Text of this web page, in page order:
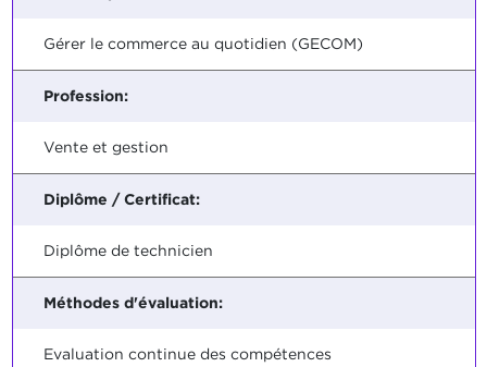
Gérer le commerce au quotidien (GECOM)
Profession:
Vente et gestion
Diplôme / Certificat:
Diplôme de technicien
Méthodes d'évaluation:
Evaluation continue des compétences